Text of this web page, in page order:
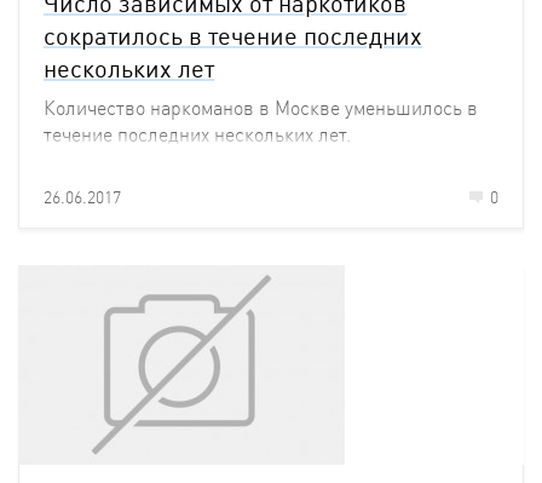
сократилось в течение последних
нескольких лет
Количество наркоманов в Москве уменьшилось в
течение последних нескольких лет.
26.06.2017 0